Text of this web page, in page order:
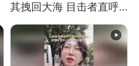
其拽回大海 目击者直呼
消息）